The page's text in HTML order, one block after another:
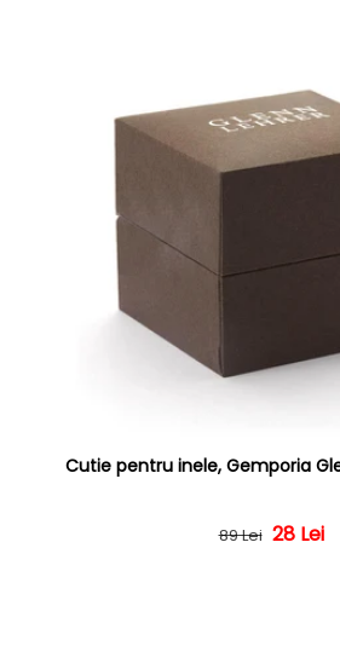
Cutie pentru inele, Gemporia
Preț
89 Lei Preț
28 Lei